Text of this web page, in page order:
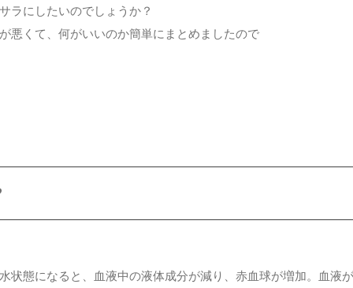
ラにしたいのでしょうか？
悪くて、何がいいのか簡単にまとめましたので
状態になると、血液中の液体成分が減り、赤血球が増加。血液